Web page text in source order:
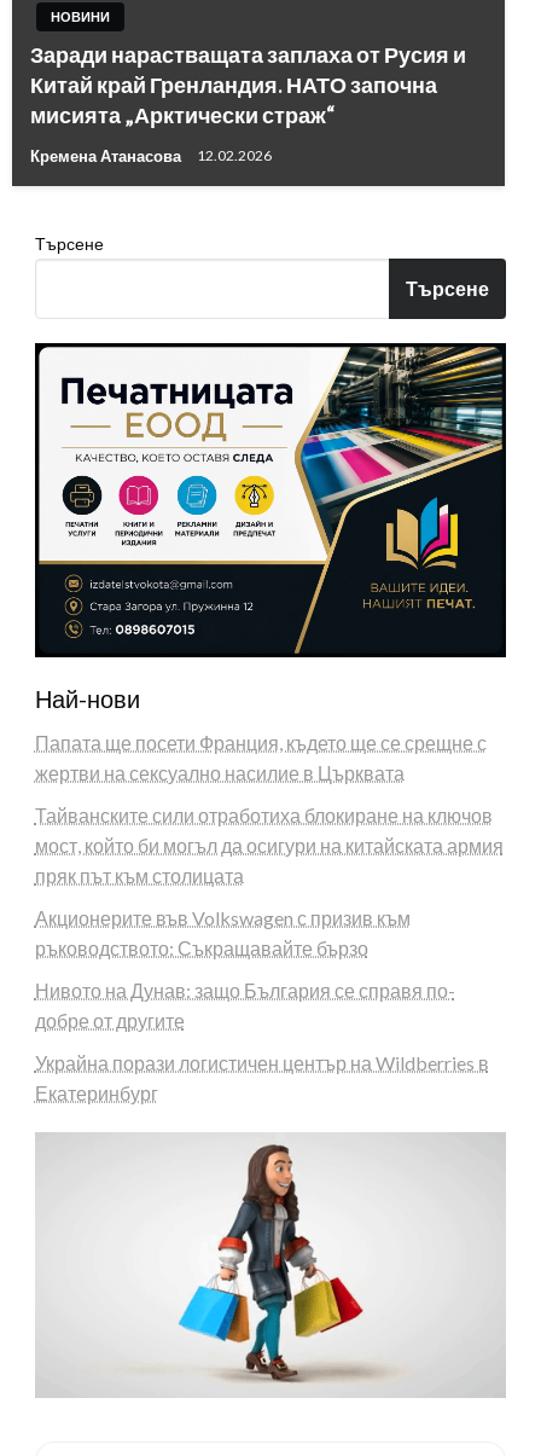
НОВИНИ
Заради нарастващата заплаха от Русия и
Китай край Гренландия. НАТО започна
мисията „Арктически страж“
Кремена Атанасова 12.02.2026
Търсене
Търсене
Най-нови
Папата ще посети Франция, където ще се срещне с
жертви на сексуално насилие в Църквата
Тайванските сили отработиха блокиране на ключов
мост, който би могъл да осигури на китайската армия
пряк път към столицата
Акционерите във Volkswagen с призив към
ръководството: Съкращавайте бързо
Нивото на Дунав: защо България се справя по-
добре от другите
Украйна порази логистичен център на Wildberries в
Екатеринбург